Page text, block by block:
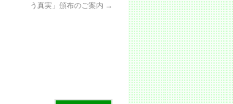
う真実」頒布のご案内 →